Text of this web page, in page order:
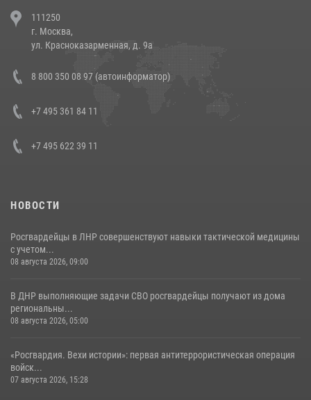
напавших на бригаду скорой помощи (видео)
14 июля 2026, 12:20
Состоялась рабочая встреча директора Росгвардии Героя России
генерала армии Виктора Золотова с заместителем полномочного
представителя Президента Российской Федерации в Северо-
Кавказском федеральном округе Виталием Кузнецовым
111250
г. Москва,
ул. Красноказарменная, д. 9а
8 800 350 08 97 (автоинформатор)
+7 495 361 84 11
+7 495 622 39 11
НОВОСТИ
Росгвардейцы в ЛНР совершенствуют навыки тактической медицины
с учетом...
08 августа 2026, 09:00
В ДНР выполняющие задачи СВО росгвардейцы получают из дома
региональны...
08 августа 2026, 05:00
«Росгвардия. Вехи истории»: первая антитеррористическая операция
войск...
07 августа 2026, 15:28